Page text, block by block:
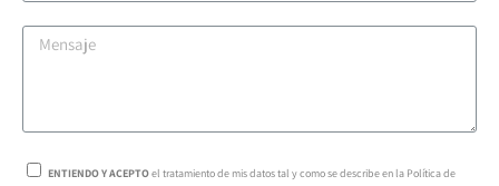
ENTIENDO Y ACEPTOel tratamiento de mis datos tal y como se describe en la Política de